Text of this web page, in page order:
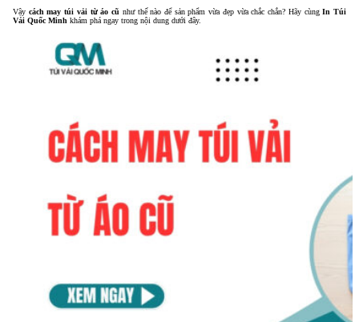
Vậy cách may túi vải từ áo cũ như thế nào để sản phẩm vừa đẹp vừa chắc chắn? Hãy cùngIn Túi
Vải Quốc Minh khám phá ngay trong nội dung dưới đây.